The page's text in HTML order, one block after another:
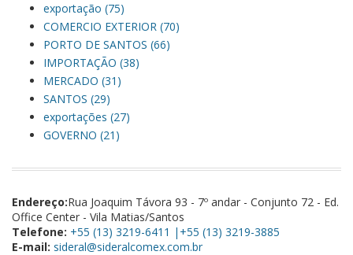
exportação (75)
COMERCIO EXTERIOR (70)
PORTO DE SANTOS (66)
IMPORTAÇÃO (38)
MERCADO (31)
SANTOS (29)
exportações (27)
GOVERNO (21)
Endereço:Rua Joaquim Távora 93 - 7º andar - Conjunto 72 - Ed.
Office Center - Vila Matias/Santos
Telefone: +55 (13) 3219-6411 |+55 (13) 3219-3885
E-mail: sideral@sideralcomex.com.br